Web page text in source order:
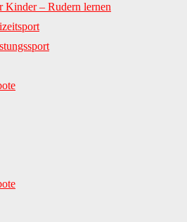
Kinder – Rudern lernen